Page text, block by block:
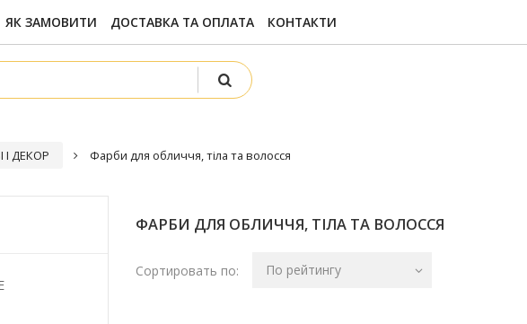
ЯК ЗАМОВИТИ ДОСТАВКА ТА ОПЛАТА КОНТАКТИ
І ДЕКОР Фарби для обличчя, тіла та волосся
ФАРБИ ДЛЯ ОБЛИЧЧЯ, ТІЛА ТА ВОЛОССЯ
Сортировать по: По рейтингу